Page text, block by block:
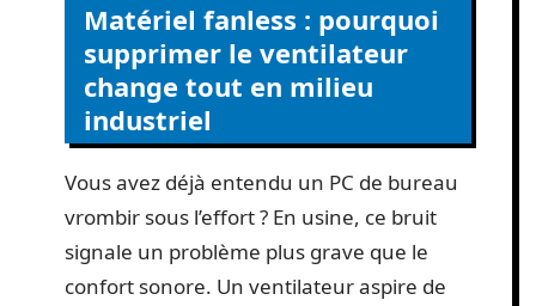
Matériel fanless : pourquoi
supprimer le ventilateur
change tout en milieu
industriel
Vous avez déjà entendu un PC de bureau
vrombir sous l’effort ? En usine, ce bruit
signale un problème plus grave que le
confort sonore. Un ventilateur aspire de